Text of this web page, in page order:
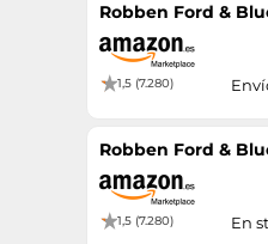
Robben Ford &
1,5 (7.280)
Robben Ford &
1,5 (7.280) En